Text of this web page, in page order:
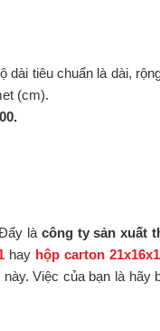
dài tiêu chuẩn là dài,
(cm).
là công ty sản xuất
hay hộp carton
Việc của bạn là hãy